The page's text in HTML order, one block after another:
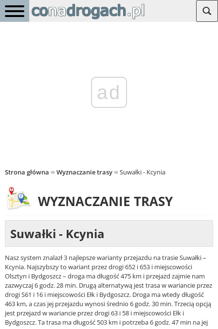
ad
Strona główna Wyznaczanie trasy Suwałki - Kcynia
WYZNACZANIE TRASY
Suwałki - Kcynia
Nasz system znalazł 3 najlepsze warianty przejazdu na trasie Suwałki –
Kcynia. Najszybszy to wariant przez drogi 652 i 653 i miejscowości
Olsztyn i Bydgoszcz – droga ma długość 475 km i przejazd zajmie nam
zazwyczaj 6 godz. 28 min. Drugą alternatywą jest trasa w wariancie przez
drogi S61 i 16 i miejscowości Ełk i Bydgoszcz. Droga ma wtedy długość
463 km, a czas jej przejazdu wynosi średnio 6 godz. 30 min. Trzecią opcją
jest przejazd w wariancie przez drogi 63 i 58 i miejscowości Ełk i
Bydgoszcz. Ta trasa ma długość 503 km i potrzeba 6 godz. 47 min na jej